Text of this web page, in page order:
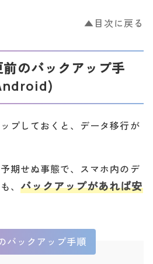
▲目次に戻る
のバックアップ手
プしておくと、データ移行が
期せぬ事態で、スマホ内のデ
、 バックアップがあれば安
バックアップ手順